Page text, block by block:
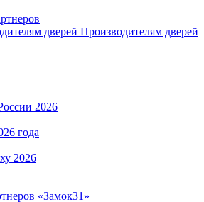
Производителям дверей
2026
года
2026